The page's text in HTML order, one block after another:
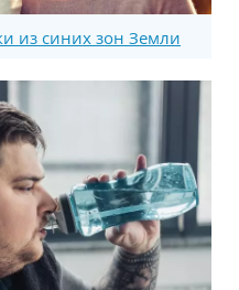
из синих зон Земли